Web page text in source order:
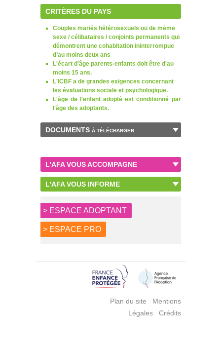
CRITÈRES DU PAYS
Couples mariés hétérosexuels ou de même
sexe / célibataires / conjoints permanents qui
démontrent une cohabitation ininterrompue
d’au moins deux ans
L'écart d'âge parents-enfants doit être d'au
moins 15 ans.
L'ICBF a de grandes exigences concernant
les évaluations sociale et psychologique.
L'âge de l'enfant adopté est conditionné par
l'âge des adoptants.
DOCUMENTS À TÉLÉCHARGER
L'AFA VOUS ACCOMPAGNE
L'AFA VOUS INFORME
> ESPACE ADOPTANT
> ESPACE PRO
Plan du site
Mentions
Légales
Crédits